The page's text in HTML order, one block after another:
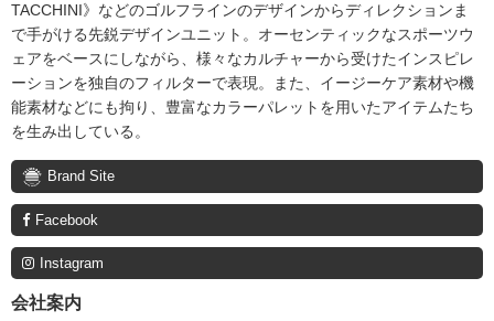
TACCHINI》などのゴルフラインのデザインからディレクションま
で手がける先鋭デザインユニット。オーセンティックなスポーツウ
ェアをベースにしながら、様々なカルチャーから受けたインスピレ
ーションを独自のフィルターで表現。また、イージーケア素材や機
能素材などにも拘り、豊富なカラーパレットを用いたアイテムたち
を生み出している。
Brand Site
Facebook
Instagram
会社案内